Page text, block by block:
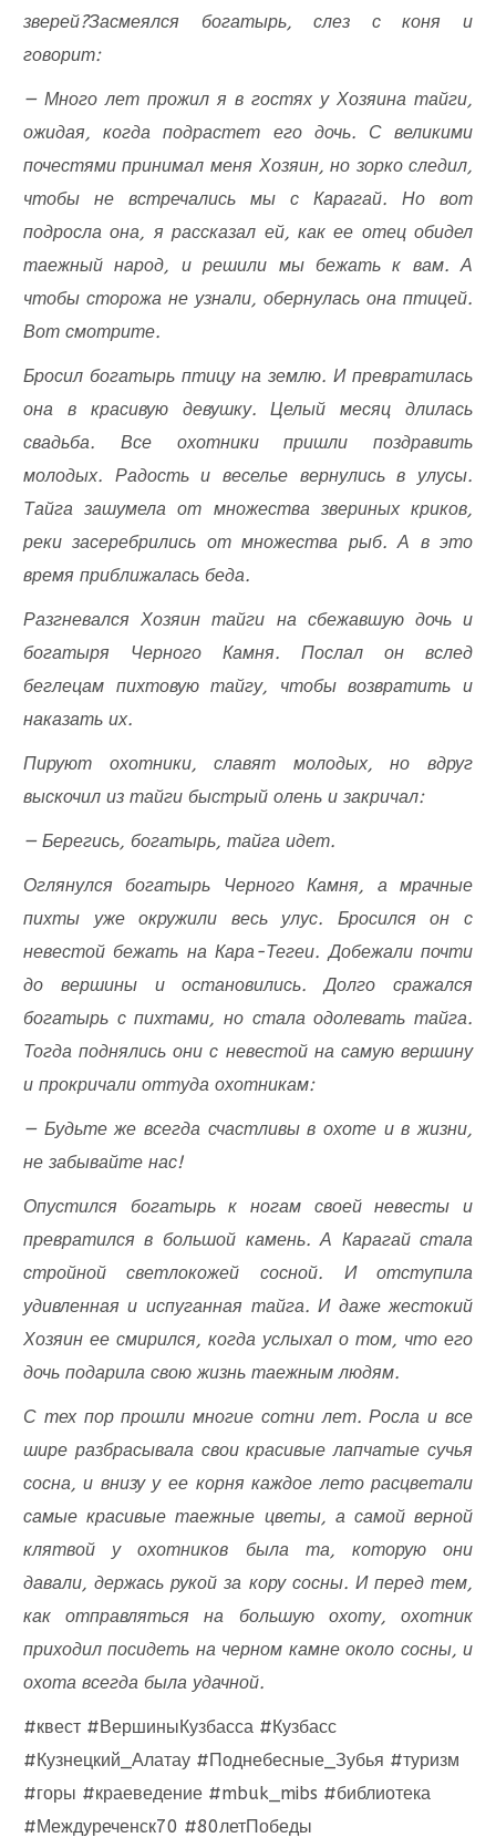
зверей?Засмеялся богатырь, слез с коня и
говорит:
— Много лет прожил я в гостях у Хозяина тайги,
ожидая, когда подрастет его дочь. С великими
почестями принимал меня Хозяин, но зорко следил,
чтобы не встречались мы с Карагай. Но вот
подросла она, я рассказал ей, как ее отец обидел
таежный народ, и решили мы бежать к вам. А
чтобы сторожа не узнали, обернулась она птицей.
Вот смотрите.
Бросил богатырь птицу на землю. И превратилась
она в красивую девушку. Целый месяц длилась
свадьба. Все охотники пришли поздравить
молодых. Радость и веселье вернулись в улусы.
Тайга зашумела от множества звериных криков,
реки засеребрились от множества рыб. А в это
время приближалась беда.
Разгневался Хозяин тайги на сбежавшую дочь и
богатыря Черного Камня. Послал он вслед
беглецам пихтовую тайгу, чтобы возвратить и
наказать их.
Пируют охотники, славят молодых, но вдруг
выскочил из тайги быстрый олень и закричал:
— Берегись, богатырь, тайга идет.
Оглянулся богатырь Черного Камня, а мрачные
пихты уже окружили весь улус. Бросился он с
невестой бежать на Кара-Тегеи. Добежали почти
до вершины и остановились. Долго сражался
богатырь с пихтами, но стала одолевать тайга.
Тогда поднялись они с невестой на самую вершину
и прокричали оттуда охотникам:
— Будьте же всегда счастливы в охоте и в жизни,
не забывайте нас!
Опустился богатырь к ногам своей невесты и
превратился в большой камень. А Карагай стала
стройной светлокожей сосной. И отступила
удивленная и испуганная тайга. И даже жестокий
Хозяин ее смирился, когда услыхал о том, что его
дочь подарила свою жизнь таежным людям.
С тех пор прошли многие сотни лет. Росла и все
шире разбрасывала свои красивые лапчатые сучья
сосна, и внизу у ее корня каждое лето расцветали
самые красивые таежные цветы, а самой верной
клятвой у охотников была та, которую они
давали, держась рукой за кору сосны. И перед тем,
как отправляться на большую охоту, охотник
приходил посидеть на черном камне около сосны, и
охота всегда была удачной.
#квест #ВершиныКузбасса #Кузбасс
#Кузнецкий_Алатау #Поднебесные_Зубья #туризм
#горы #краеведение #mbuk_mibs #библиотека
#Междуреченск70 #80летПобеды